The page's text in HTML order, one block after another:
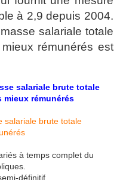
à 2,9 depuis 2004.
salariale totale
rémunérés est
salariale brute totale
mieux rémunérés
à temps complet du
définitif.